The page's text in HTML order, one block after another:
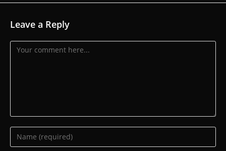
Leave a Reply
Comment
Enter
your